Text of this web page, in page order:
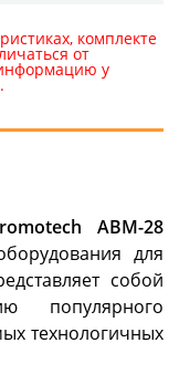
комплекте
от
у
АВМ-28
для
собой
популярного
технологичных